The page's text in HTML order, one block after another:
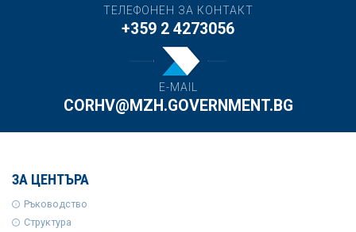
ТЕЛЕФОНЕН ЗА КОНТАКТ
+359 2 4273056
E-MAIL
CORHV@MZH.GOVERNMENT.BG
ЗА ЦЕНТЪРА
Ръководство
Структура